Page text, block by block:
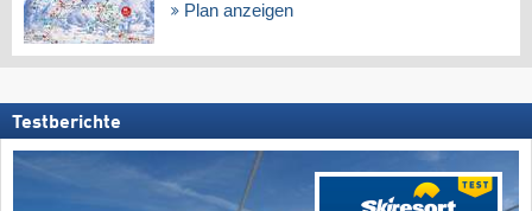
Plan anzeigen
Testberichte